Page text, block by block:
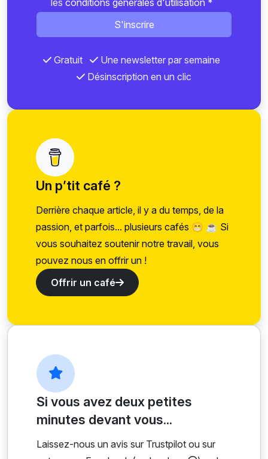
S'inscrire
Gratuit
Une newsletter par semaine
Désinscription en un clic
Un p’tit café ?
Derrière chaque article, il y a du temps, de la
passion, et parfois... plusieurs cafés 😁 ☕ Si
vous souhaitez soutenir notre travail, vous
pouvez nous en offrir un !
Offrir un café
Si vous avez deux petites
minutes devant vous...
Laissez-nous un avis sur Trustpilot ou sur